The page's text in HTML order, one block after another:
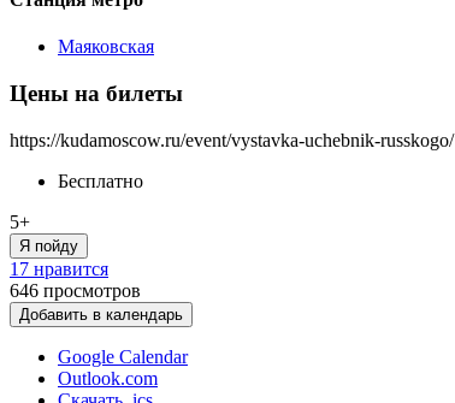
Маяковская
Цены на билеты
https://kudamoscow.ru/event/vystavka-uchebnik-russkogo/
Бесплатно
5+
Я пойду
17 нравится
646 просмотров
Добавить в календарь
Google Calendar
Outlook.com